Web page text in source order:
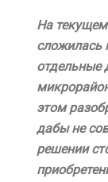
На
сложилась
отдельные
этом
дабы не
решении